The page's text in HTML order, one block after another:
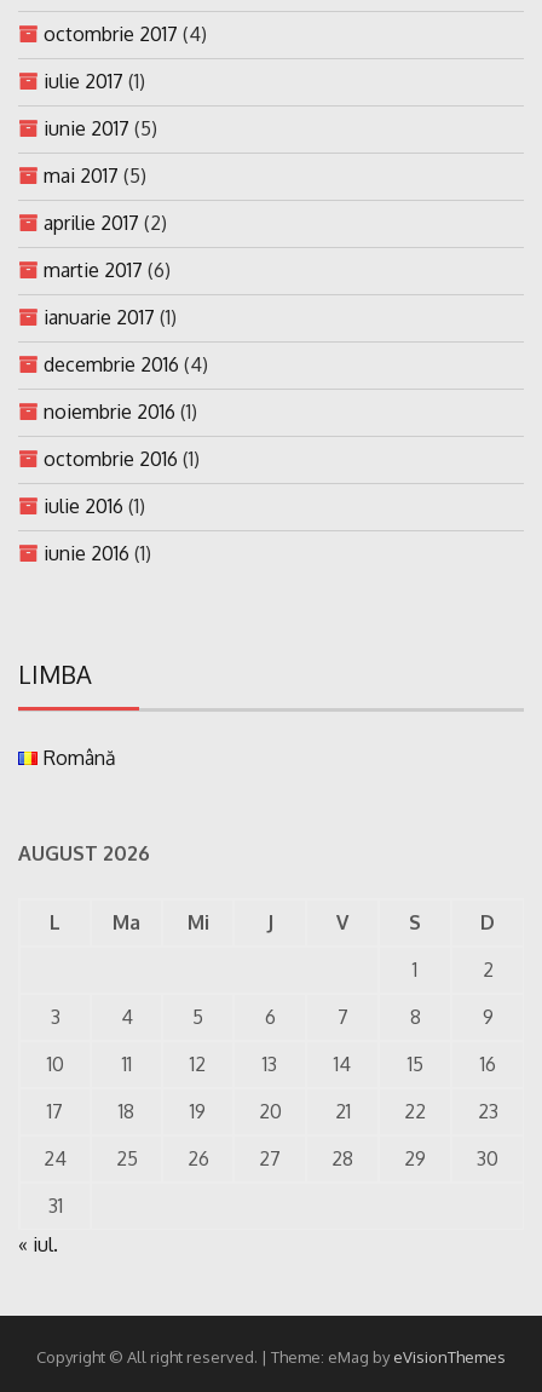
octombrie 2017 (4)
iulie 2017 (1)
iunie 2017 (5)
mai 2017 (5)
aprilie 2017 (2)
martie 2017 (6)
ianuarie 2017 (1)
decembrie 2016 (4)
noiembrie 2016 (1)
octombrie 2016 (1)
iulie 2016 (1)
iunie 2016 (1)
LIMBA
Română
AUGUST 2026
L Ma Mi J V S
D
1
2
3
4 5 6 7 8
9
10
11 12 13 14 15
16
17
18 19 20 21 22
23
24
25 26 27 28 29
30
31
« iul.
Copyright © All right reserved. | Theme: eMag byeVisionThemes